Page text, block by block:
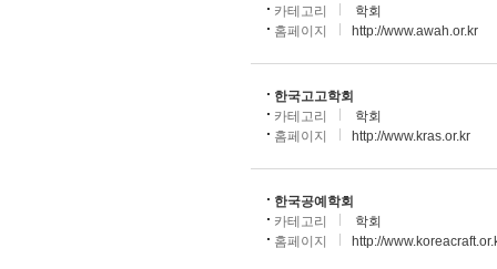
카테고리
학회
홈페이지
http://www.awah.or.kr
한국고고학회
카테고리
학회
홈페이지
http://www.kras.or.kr
한국공예학회
카테고리
학회
홈페이지
http://